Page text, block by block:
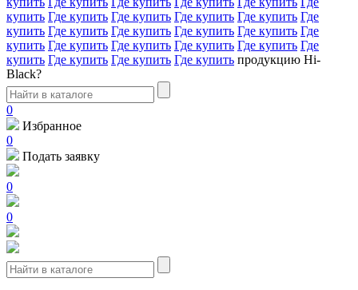
купить Где купить Где купить Где купить Где купить Где
купить Где купить Где купить Где купить Где купить Где
купить Где купить Где купить Где купить Где купить Где
купить Где купить Где купить Где купить продукцию Hi-
Black?
0
Избранное
0
Подать заявку
0
0